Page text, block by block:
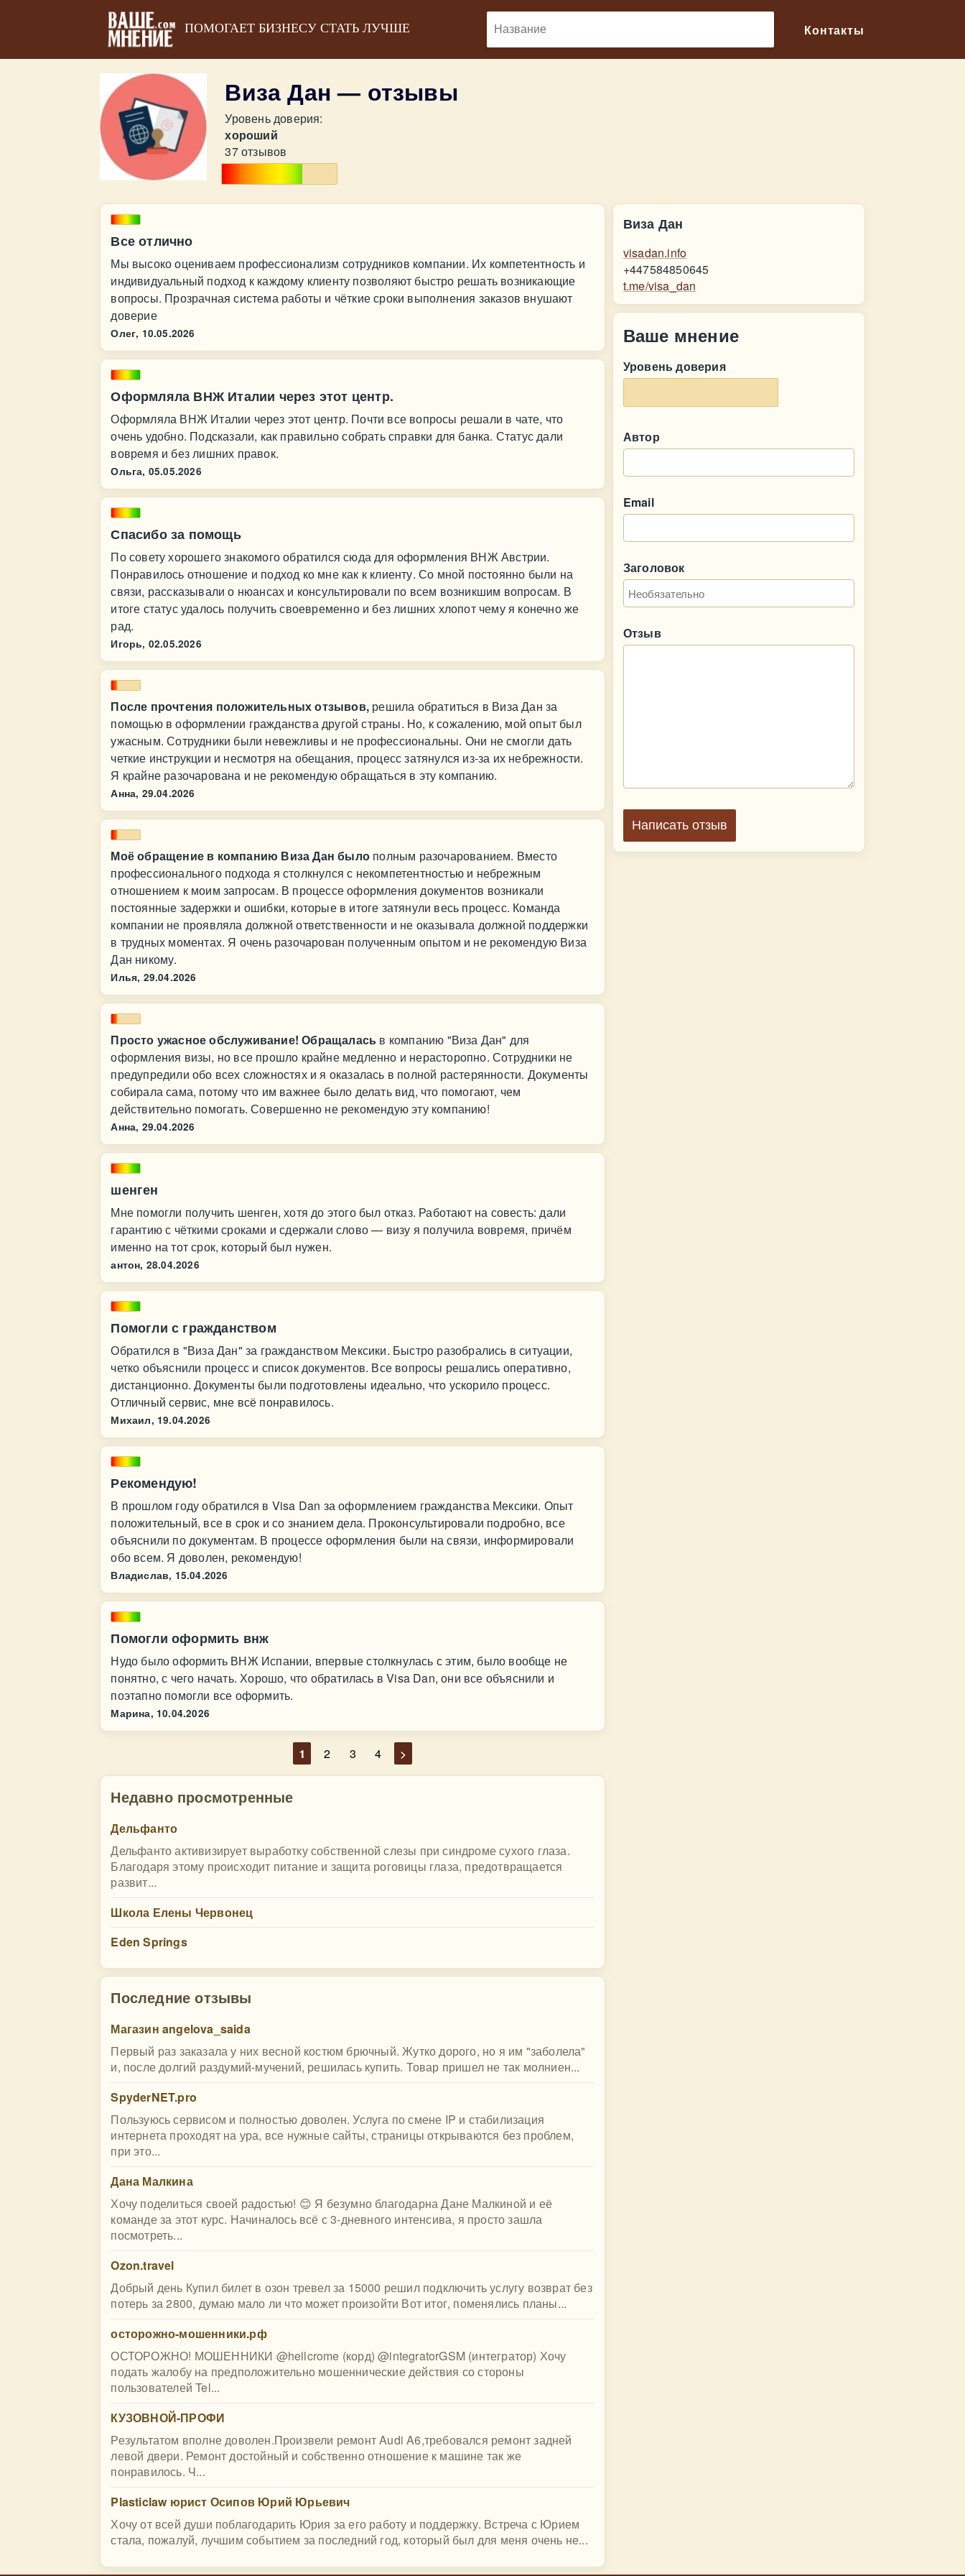
ПОМОГАЕТ БИЗНЕСУ СТАТЬ ЛУЧШЕ Контакты
Виза Дан — отзывы
Уровень доверия:
хороший
37 отзывов
Все отлично
Мы высоко оцениваем профессионализм сотрудников компании. Их компетентность и
индивидуальный подход к каждому клиенту позволяют быстро решать возникающие
вопросы. Прозрачная система работы и чёткие сроки выполнения заказов внушают
доверие
Олег, 10.05.2026
Оформляла ВНЖ Италии через этот центр.
Оформляла ВНЖ Италии через этот центр. Почти все вопросы решали в чате, что
очень удобно. Подсказали, как правильно собрать справки для банка. Статус дали
вовремя и без лишних правок.
Ольга, 05.05.2026
Спасибо за помощь
По совету хорошего знакомого обратился сюда для оформления ВНЖ Австрии.
Понравилось отношение и подход ко мне как к клиенту. Со мной постоянно были на
связи, рассказывали о нюансах и консультировали по всем возникшим вопросам. В
итоге статус удалось получить своевременно и без лишних хлопот чему я конечно же
рад.
Игорь, 02.05.2026
После прочтения положительных отзывов, решила обратиться в Виза Дан за
помощью в оформлении гражданства другой страны. Но, к сожалению, мой опыт был
ужасным. Сотрудники были невежливы и не профессиональны. Они не смогли дать
четкие инструкции и несмотря на обещания, процесс затянулся из-за их небрежности.
Я крайне разочарована и не рекомендую обращаться в эту компанию.
Анна, 29.04.2026
Моё обращение в компанию Виза Дан было полным разочарованием. Вместо
профессионального подхода я столкнулся с некомпетентностью и небрежным
отношением к моим запросам. В процессе оформления документов возникали
постоянные задержки и ошибки, которые в итоге затянули весь процесс. Команда
компании не проявляла должной ответственности и не оказывала должной поддержки
в трудных моментах. Я очень разочарован полученным опытом и не рекомендую Виза
Дан никому.
Илья, 29.04.2026
Просто ужасное обслуживание! Обращалась в компанию "Виза Дан" для
оформления визы, но все прошло крайне медленно и нерасторопно. Сотрудники не
предупредили обо всех сложностях и я оказалась в полной растерянности. Документы
собирала сама, потому что им важнее было делать вид, что помогают, чем
действительно помогать. Совершенно не рекомендую эту компанию!
Анна, 29.04.2026
шенген
Мне помогли получить шенген, хотя до этого был отказ. Работают на совесть: дали
гарантию с чёткими сроками и сдержали слово — визу я получила вовремя, причём
именно на тот срок, который был нужен.
антон, 28.04.2026
Помогли с гражданством
Обратился в "Виза Дан" за гражданством Мексики. Быстро разобрались в ситуации,
четко объяснили процесс и список документов. Все вопросы решались оперативно,
дистанционно. Документы были подготовлены идеально, что ускорило процесс.
Отличный сервис, мне всё понравилось.
Михаил, 19.04.2026
Рекомендую!
В прошлом году обратился в Visa Dan за оформлением гражданства Мексики. Опыт
положительный, все в срок и со знанием дела. Проконсультировали подробно, все
объяснили по документам. В процессе оформления были на связи, информировали
обо всем. Я доволен, рекомендую!
Владислав, 15.04.2026
Помогли оформить внж
Нудо было оформить ВНЖ Испании, впервые столкнулась с этим, было вообще не
понятно, с чего начать. Хорошо, что обратилась в Visa Dan, они все объяснили и
поэтапно помогли все оформить.
Марина, 10.04.2026
1 2 3 4 >
Недавно просмотренные
Дельфанто
Дельфанто активизирует выработку собственной слезы при синдроме сухого глаза.
Благодаря этому происходит питание и защита роговицы глаза, предотвращается
развит...
Школа Елены Червонец
Eden Springs
Последние отзывы
Магазин angelova_saida
Первый раз заказала у них весной костюм брючный. Жутко дорого, но я им "заболела"
и, после долгий раздумий-мучений, решилась купить. Товар пришел не так молниен...
SpyderNET.pro
Пользуюсь сервисом и полностью доволен. Услуга по смене IP и стабилизация
интернета проходят на ура, все нужные сайты, страницы открываются без проблем,
при это...
Дана Малкина
Хочу поделиться своей радостью! 😊 Я безумно благодарна Дане Малкиной и её
команде за этот курс. Начиналось всё с 3-дневного интенсива, я просто зашла
посмотреть...
Ozon.travel
Добрый день Купил билет в озон тревел за 15000 решил подключить услугу возврат без
потерь за 2800, думаю мало ли что может произойти Вот итог, поменялись планы...
осторожно-мошенники.рф
ОСТОРОЖНО! МОШЕННИКИ @hellcrome (корд) @integratorGSM (интегратор) Хочу
подать жалобу на предположительно мошеннические действия со стороны
пользователей Tel...
КУЗОВНОЙ-ПРОФИ
Результатом вполне доволен.Произвели ремонт Audi A6,требовался ремонт задней
левой двери. Ремонт достойный и собственно отношение к машине так же
понравилось. Ч...
Plasticlaw юрист Осипов Юрий Юрьевич
Хочу от всей души поблагодарить Юрия за его работу и поддержку. Встреча с Юрием
стала, пожалуй, лучшим событием за последний год, который был для меня очень не...
Виза Дан
visadan.info
+447584850645
t.me/visa_dan
Ваше мнение
Уровень доверия
Автор
Email
Заголовок
Отзыв
Написать отзыв